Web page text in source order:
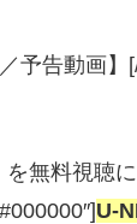
予告動画】
無料視聴
U-